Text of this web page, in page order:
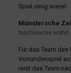
Spiel einig waren.
Münstersche
Nachwuchs
Für das Team
Vorrundenspiel
reist das Team